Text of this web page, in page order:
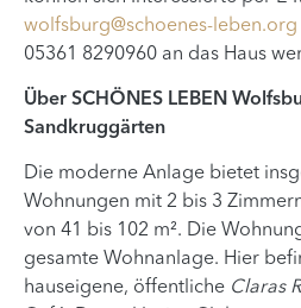
wolfsburg@schoenes-leben.org
05361 8290960 an das Haus
Über SCHÖNES LEBEN
Sandkruggärten
Die moderne Anlage bietet
Wohnungen mit 2 bis 3
von 41 bis 102 m². Die
gesamte Wohnanlage. Hier
hauseigene, öffentliche Claras